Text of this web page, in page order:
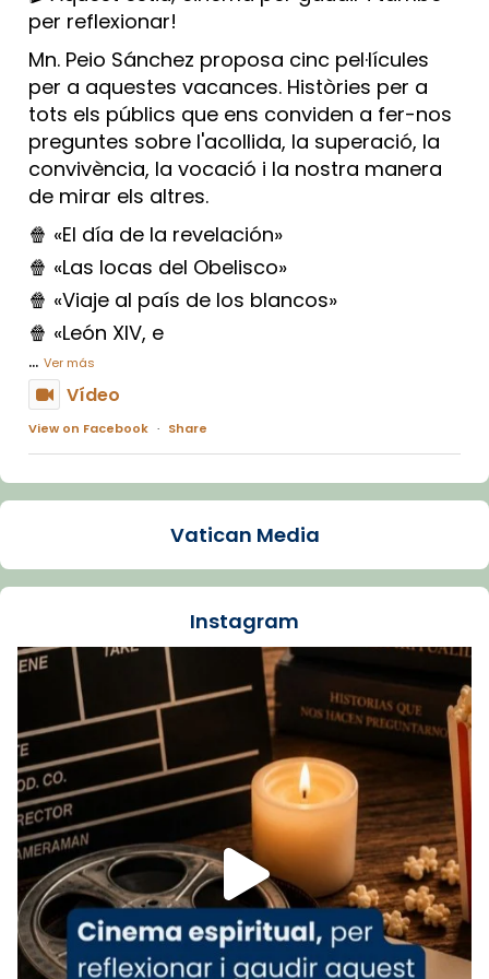
per reflexionar!
Mn. Peio Sánchez proposa cinc pel·lícules
per a aquestes vacances. Històries per a
tots els públics que ens conviden a fer-nos
preguntes sobre l'acollida, la superació, la
convivència, la vocació i la nostra manera
de mirar els altres.
🍿 «El día de la revelación»
🍿 «Las locas del Obelisco»
🍿 «Viaje al país de los blancos»
🍿 «León XIV, e
... Ver más
Vídeo
View on Facebook · Share
Arquebisbat de Barcelona
La Carmina va patir depressió. Fa gairebé
dos mesos, a l'Estadi Lluís Companys, la
Recupera l'entrevista comp
Vatican
tican News 👇
www.vaticannews.va/es/iglesia/news/2026-
07/carmina-historia-depresion-papa-viaje-
espana-testimoni...
Foto
View on Facebook · Share
Arquebisbat de Barcelona
1 week ago
Vatican Media
Instagram